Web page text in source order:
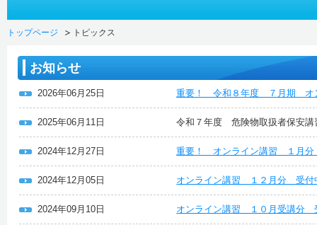
トップページ トピックス
お知らせ
2026年06月25日 重要！ 令和８年度 ７月期 オ
2025年06月11日 令和７年度 危険物取扱者保安
2024年12月27日 重要！ オンライン講習 １月分
2024年12月05日 オンライン講習 １２月分 受付
2024年09月10日 オンライン講習 １０月受講分